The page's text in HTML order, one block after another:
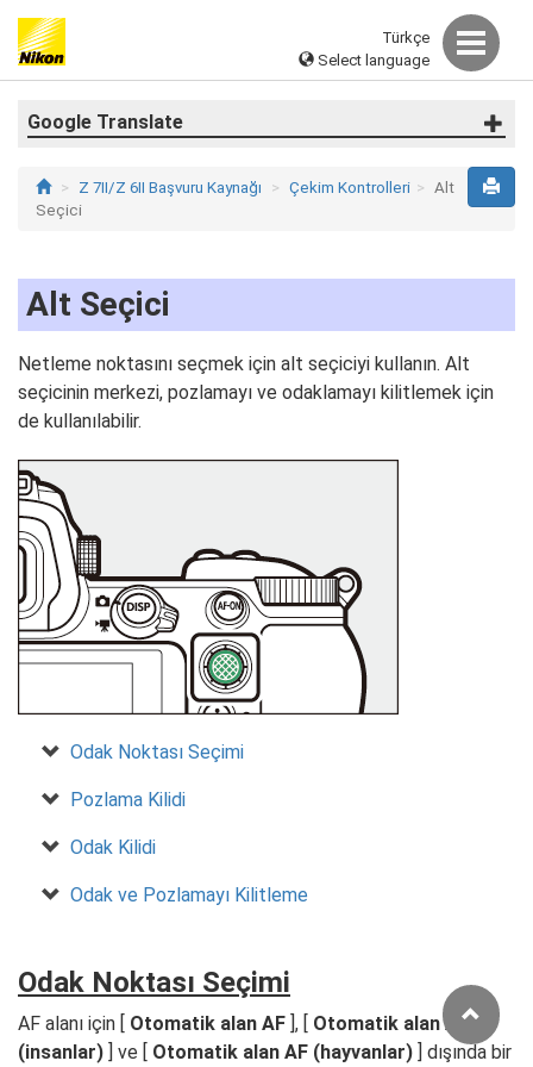
Türkçe
Select language
Google Translate
Z 7II/Z 6II Başvuru Kaynağı Çekim Kontrolleri
Alt
Seçici
Alt Seçici
Netleme noktasını seçmek için alt seçiciyi kullanın. Alt
seçicinin merkezi, pozlamayı ve odaklamayı kilitlemek için
de kullanılabilir.
Odak Noktası Seçimi
Pozlama Kilidi
Odak Kilidi
Odak ve Pozlamayı Kilitleme
Odak Noktası Seçimi
AF alanı için [ Otomatik alan AF ], [ Otomatik alan AF
(insanlar) ] ve [ Otomatik alan AF (hayvanlar) ] dışında bir